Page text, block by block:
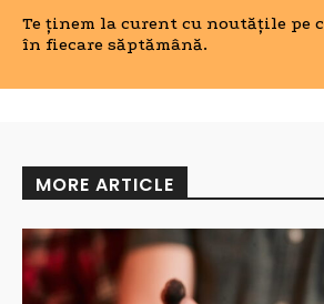
Te ținem la curent cu noutățile pe
în fiecare săptămână.
MORE ARTICLE